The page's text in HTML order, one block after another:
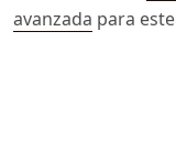
avanzada para